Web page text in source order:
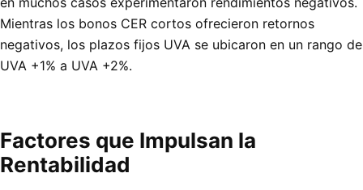
Mientras los bonos CER cortos ofrecieron retornos
negativos, los plazos fijos UVA se ubicaron en un rango de
UVA +1% a UVA +2%.
Factores que Impulsan la
Rentabilidad